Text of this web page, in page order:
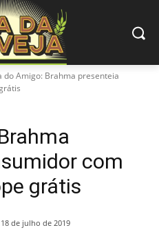
do Amigo: Brahma presenteia
com
grátis
18 de julho de 2019